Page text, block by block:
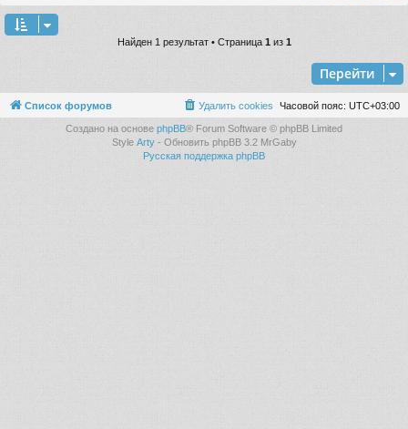
Найден 1 результат • Страница 1из 1
Перейти
Список форумов Часовой пояс: UTC+03:00
Удалить cookies
Создано на основе phpBB® Forum Software © phpBB Limited
Style Arty- Обновить phpBB 3.2 MrGaby
Русская поддержка phpBB